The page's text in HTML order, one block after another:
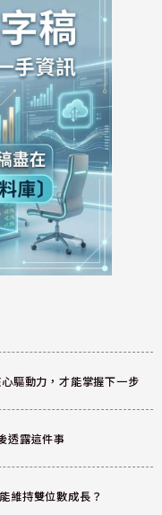
驅動力，才能掌握下一步
透露這件事
維持雙位數成長？